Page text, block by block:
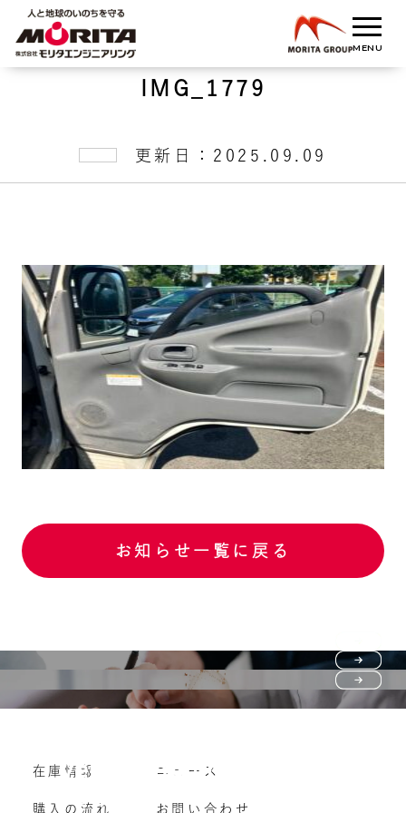
IMG_1779
更新日：2025.09.09
お知らせ一覧に戻る
購入の流れ
よくいただくご質問
Vehicle purchase
車両買い取り
在庫情報
購入の流れ
ニュース
お問い合わせ